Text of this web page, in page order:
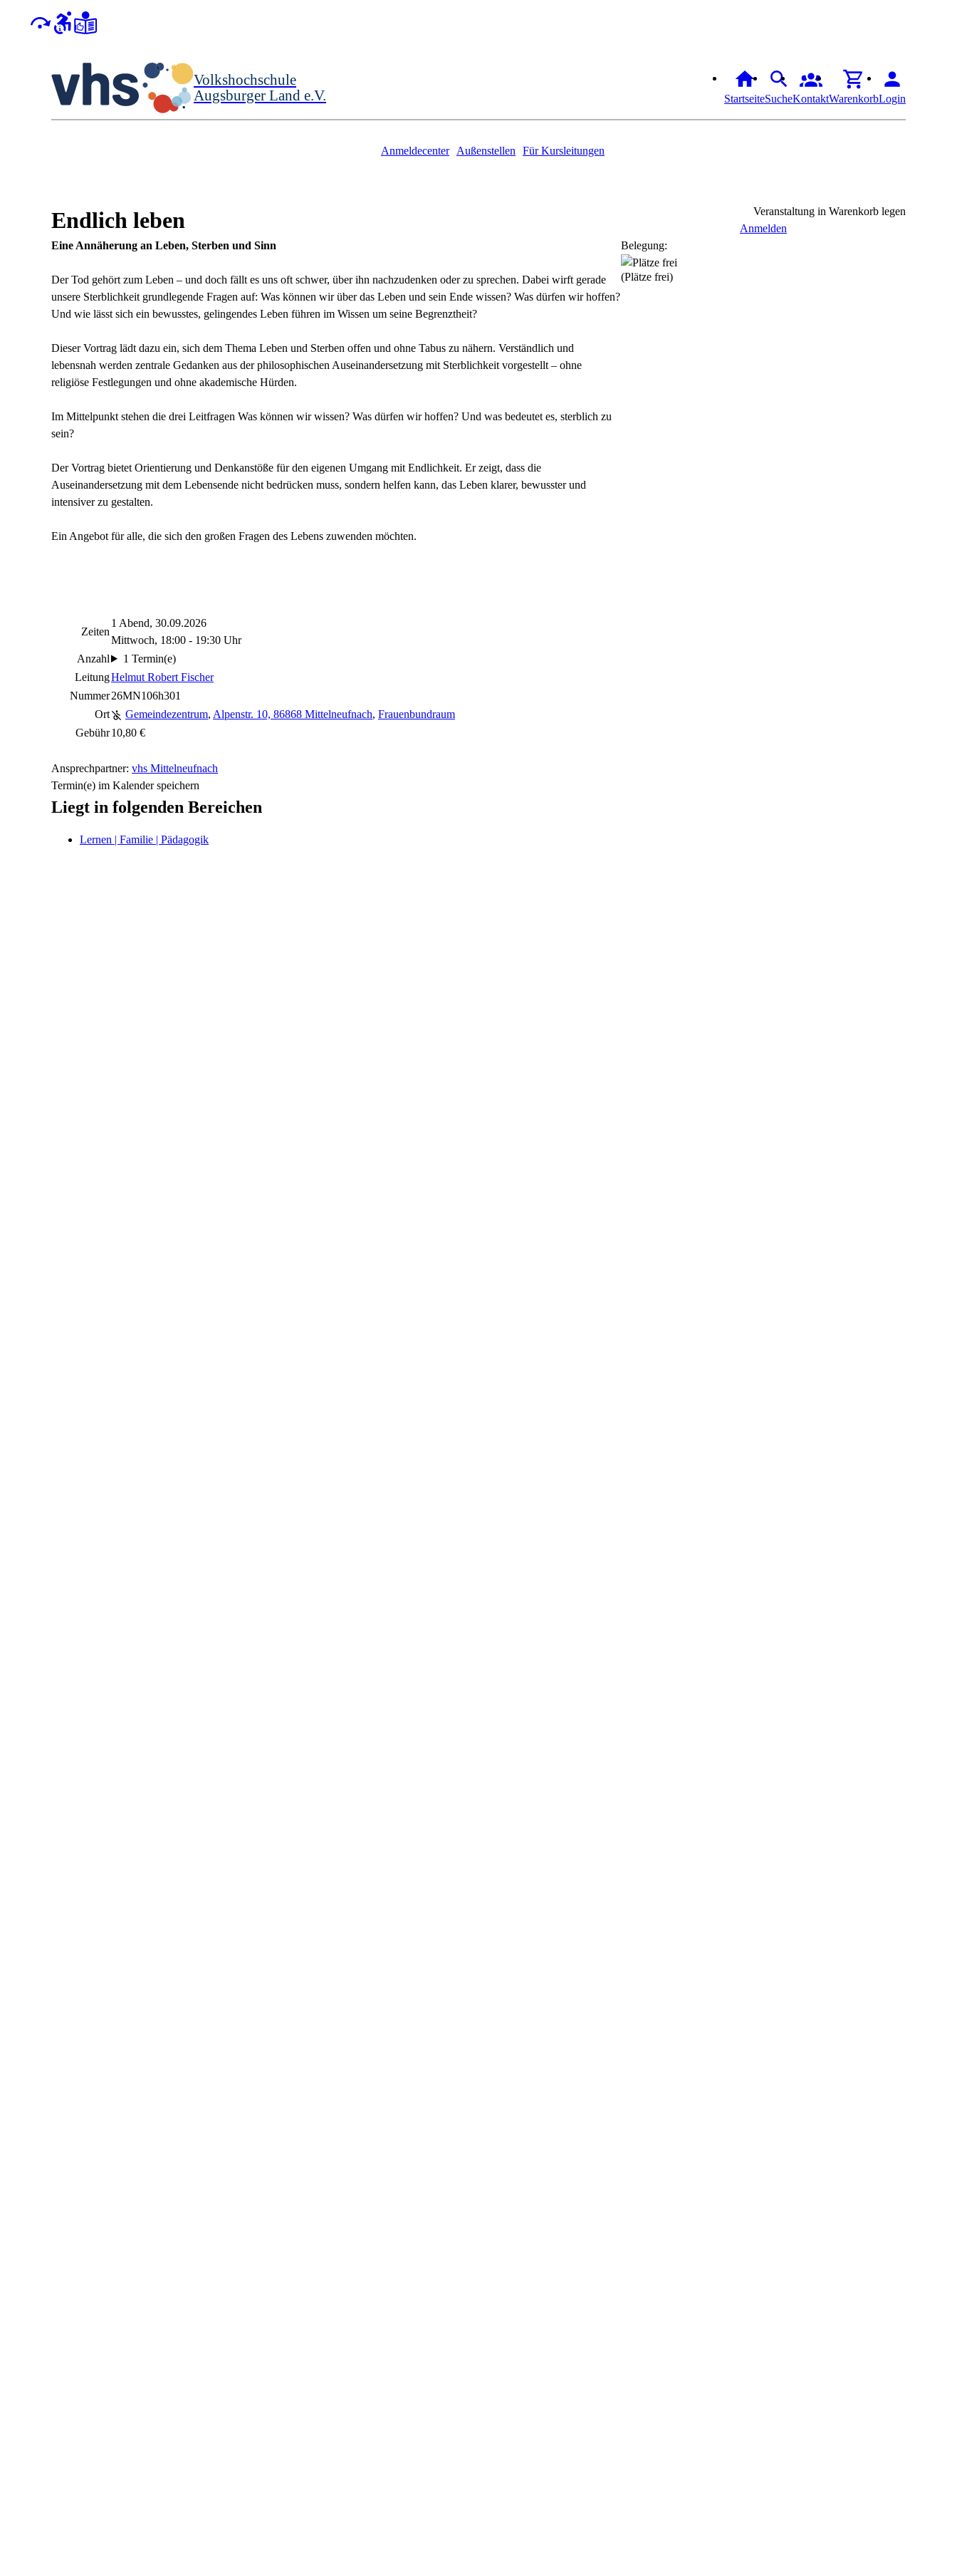
Volkshochschule
Augsburger Land e.V.
StartseiteSucheKontaktWarenkorbLogin
Anmeldecenter Außenstellen Für Kursleitungen
Endlich leben
Eine Annäherung an Leben, Sterben und Sinn
Der Tod gehört zum Leben – und doch fällt es uns oft schwer, über ihn nachzudenken oder zu sprechen. Dabei wirft gerade
unsere Sterblichkeit grundlegende Fragen auf: Was können wir über das Leben und sein Ende wissen? Was dürfen wir hoffen?
Und wie lässt sich ein bewusstes, gelingendes Leben führen im Wissen um seine Begrenztheit?
Dieser Vortrag lädt dazu ein, sich dem Thema Leben und Sterben offen und ohne Tabus zu nähern. Verständlich und
lebensnah werden zentrale Gedanken aus der philosophischen Auseinandersetzung mit Sterblichkeit vorgestellt – ohne
religiöse Festlegungen und ohne akademische Hürden.
Im Mittelpunkt stehen die drei Leitfragen Was können wir wissen? Was dürfen wir hoffen? Und was bedeutet es, sterblich zu
sein?
Der Vortrag bietet Orientierung und Denkanstöße für den eigenen Umgang mit Endlichkeit. Er zeigt, dass die
Auseinandersetzung mit dem Lebensende nicht bedrücken muss, sondern helfen kann, das Leben klarer, bewusster und
intensiver zu gestalten.
Ein Angebot für alle, die sich den großen Fragen des Lebens zuwenden möchten.
Zeiten
1 Abend, 30.09.2026
Mittwoch, 18:00 - 19:30 Uhr
Anzahl
1 Termin(e)
LeitungHelmut Robert Fischer
Nummer26MN106h301
Ort
Gemeindezentrum, Alpenstr. 10, 86868 Mittelneufnach, Frauenbundraum
Gebühr10,80 €
Ansprechpartner: vhs Mittelneufnach
Veranstaltung in Warenkorb legen
Anmelden
Belegung:
(Plätze frei)
Termin(e) im Kalender speichern
Liegt in folgenden Bereichen
Lernen | Familie | Pädagogik